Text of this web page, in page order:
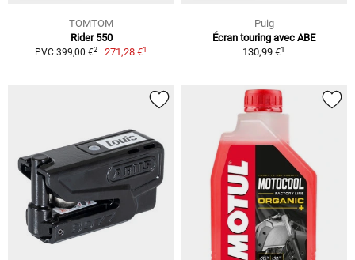
TOMTOM
Rider 550
PVC 399,00 €2 271,28 €1
Puig
Écran touring avec ABE
130,99 €1